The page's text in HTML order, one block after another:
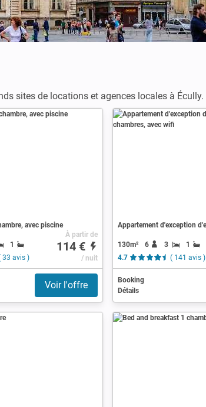
sites de locations et agences locales à Écully.
avec piscine
1
33 avis )
À partir de
114 €
/ nuit
Voir l'offre
130m² 6 3
1
4.7
( 141 avis )
Booking
Détails